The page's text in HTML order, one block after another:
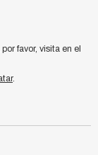
favor, visita en el
.